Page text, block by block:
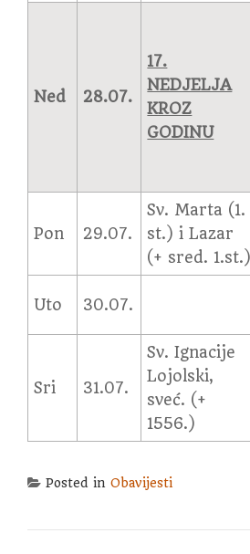
Ned 28.07.
17.
NEDJELJA
KROZ
GODINU
Pon 29.07.
Sv. Marta (1.
st.) i Lazar
(+ sred. 1.st.)
Uto 30.07.
Sri 31.07.
Sv. Ignacije
Lojolski,
sveć. (+
1556.)
Posted in Obavijesti